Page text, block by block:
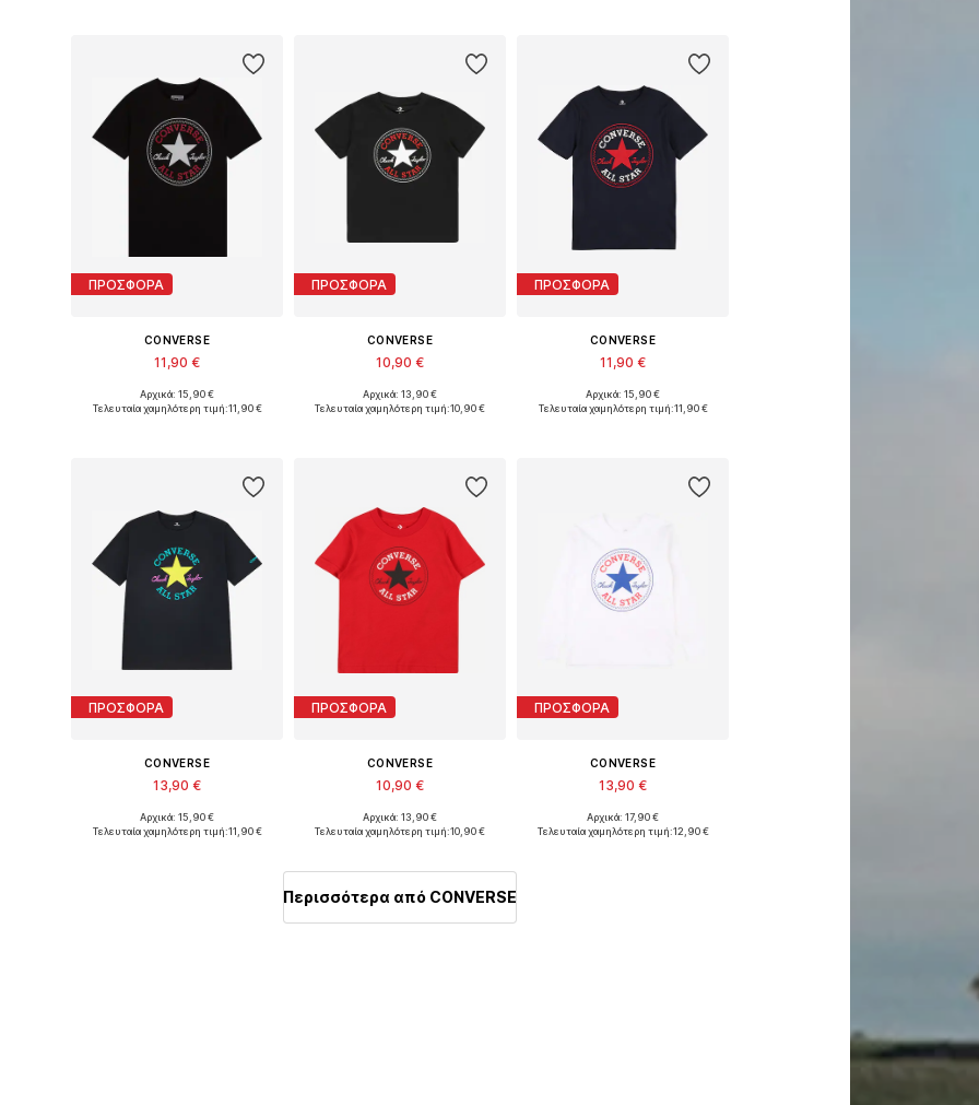
ΠΡΟΣΦΟΡΑ
CONVERSE
11,90 €
Αρχικά: 15,90 €
Τελευταία χαμηλότερη τιμή:11,90 €
ΠΡΟΣΦΟΡΑ
CONVERSE
10,90 €
Διαθέσιμο σε πολλά μεγέθη
Αρχικά: 13,90 €
Τελευταία χαμηλότερη τιμή:10,90 €
ΠΡΟΣΦΟΡΑ
CONVERSE
11,90 €
Αρχικά: 15,90 €
Τελευταία χαμηλότερη τιμή:11,90 €
ΠΡΟΣΦΟΡΑ
CONVERSE
13,90 €
Αρχικά: 15,90 €
Τελευταία χαμηλότερη τιμή:11,90 €
ΠΡΟΣΦΟΡΑ
CONVERSE
10,90 €
Διαθέσιμο σε πολλά μεγέθη
Αρχικά: 13,90 €
Τελευταία χαμηλότερη τιμή:10,90 €
ΠΡΟΣΦΟΡΑ
CONVERSE
13,90 €
Διαθέσιμο σε πολλά μεγέθη
Αρχικά: 17,90 €
Τελευταία χαμηλότερη τιμή:12,90 €
Περισσότερα από CONVERSE